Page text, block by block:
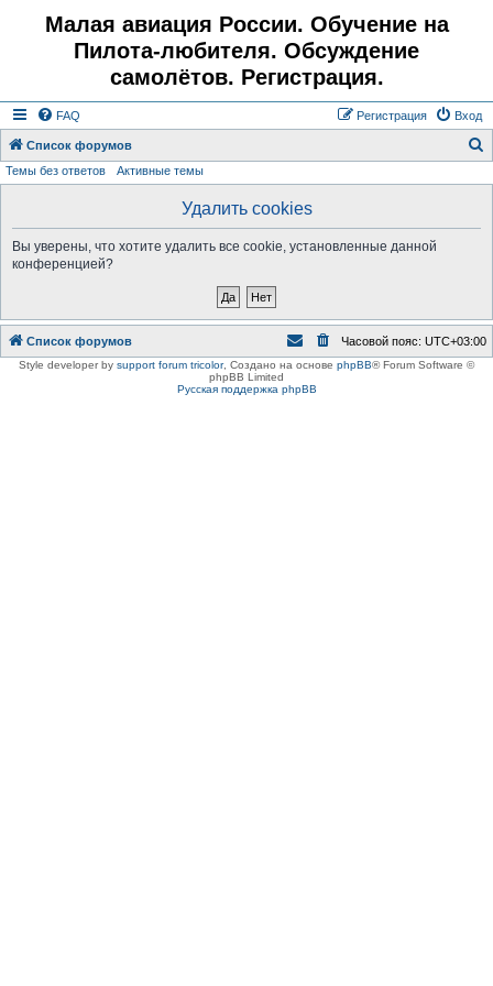
Малая авиация России. Обучение на
Пилота-любителя. Обсуждение
самолётов. Регистрация.
FAQ Вход
Регистрация
Список форумов
Темы без ответов Активные темы
Удалить cookies
Вы уверены, что хотите удалить все cookie, установленные данной
конференцией?
Список форумов Часовой пояс: UTC+03:00
Style developer by support forum tricolor, Создано на основе phpBB® Forum Software ©
phpBB Limited
Русская поддержка phpBB